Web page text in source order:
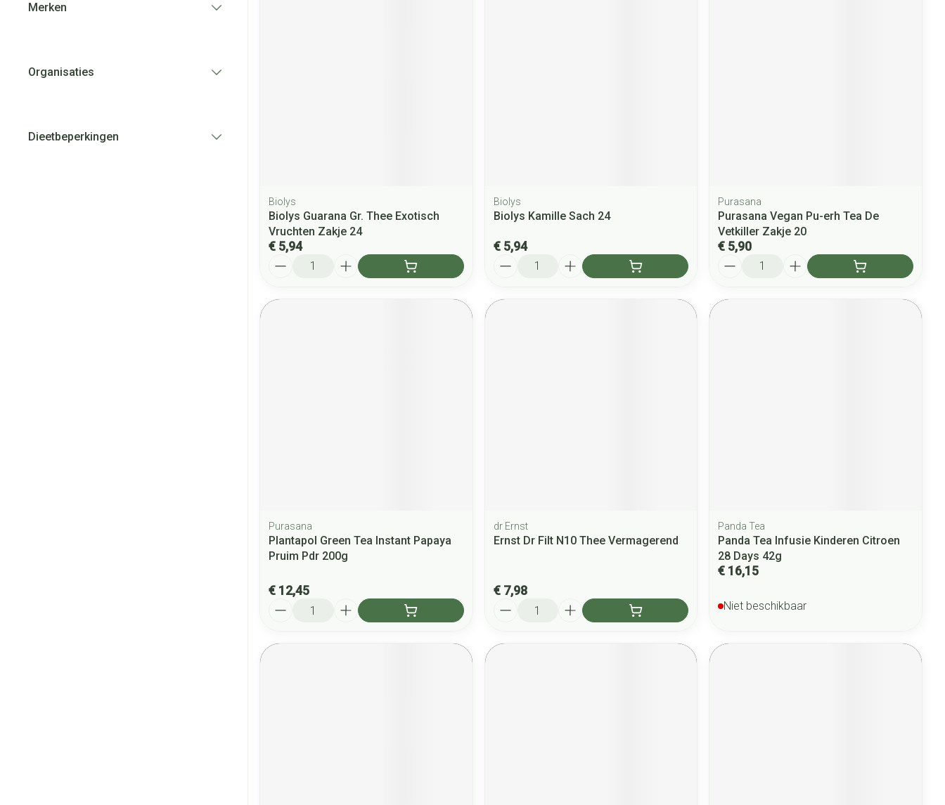
Merken
Organisaties
Dieetbeperkingen
Biolys
Biolys Guarana Gr. Thee Exotisch
Vruchten Zakje 24
€ 5,94
Biolys
Biolys Kamille Sach 24
€ 5,94
Purasana
Purasana Vegan Pu-erh Tea De
Vetkiller Zakje 20
€ 5,90
Purasana
Plantapol Green Tea Instant Papaya
Pruim Pdr 200g
€ 12,45
dr Ernst
Ernst Dr Filt N10 Thee Vermagerend
€ 7,98
Panda Tea
Panda Tea Infusie Kinderen Citroen
28 Days 42g
€ 16,15
Niet beschikbaar